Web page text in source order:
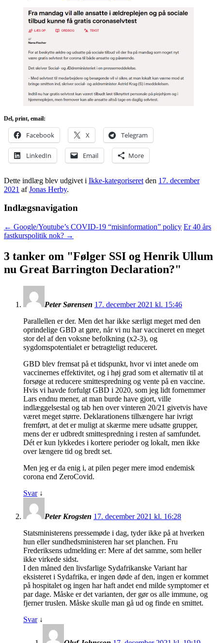
Del, print, email:
Facebook X Telegram
LinkedIn Email More
Dette indlæg blev udgivet i Ikke-kategoriseret den 17. december
2021 afJonas Herby.
Indlægsnavigation
← Google/Youtube’s COVID-19 “misinformation” policy Er 40 års
fastkurspolitik nok? →
3 tanker om "Følger SSI og Henrik Ullum
nu Great Barrington Declaration?"
Peter Sørensen 17. december 2021 kl. 15:46
Parallellen er der. Men det har ikke særligt meget med den
oprindelige GBD at gøre, når vi nu har vaccineret en meget
stor del af den voksne befolkning (x2-3), og
sygdomspotentialet er betragteligt reduceret.
GBD blev fremsat på et tidspunkt, hvor vi intet anede om
vaccinernes effektivitet, og i høj grad som et alternativ til at
forsøge at reducere smittespredning og vente på en vaccine.
Hvis vi havde forfulgt GBD i 2020, som jeg lidt fornemmer
Lars endnu mener, at man burde have gjort, ville
indlæggelsestal og tab hen over vinteren 20/21 givetvis have
været meget større. Deklarationens tilhængere har ivrigt
fremført, at det er muligt at skærme mere udsatte grupper,
mens der er udbredt smittespredning i resten af samfundet.
Dét er kun lykkedes i kortere perioder og lokalt, men ikke
over længere tid og bredt set.
Men jeg er da enig i, at pilen peger mere imod endemisk
corona end ZeroCovid.
Svar ↓
Peter Krogsten 17. december 2021 kl. 16:28
Statsministerens pressemøde i dag, tyder ikke på at hverken
hun eller sundhedsministeren har set planchen. Fru
Frederiksens udmelding er: Mere af det samme, som heller
ikke virkede sidst.
I den måned den livsfarlige Sydafrikanske Variant har
eksisteret i Sydafrika, er ingen døde af den, ingen er kommet
på hospitalet og ingen har haft andet end milde symptomer et
par dage. Måske er det varianten, der gør os alle immune, og
fjerner truslen. Måske skulle man gå ud og finde en smittet.
Svar ↓